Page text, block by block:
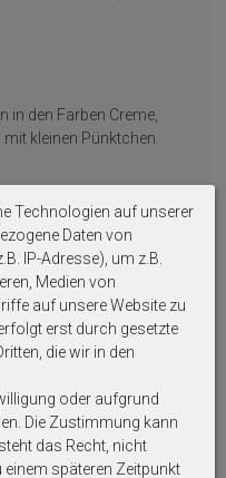
in den Farben Creme,
kleinen Pünktchen.
Grau/Anthrazit (mit
Technologien auf unserer
Daten von
IP-Adresse), um z.B.
Medien von
auf unsere Website zu
erst durch gesetzte
die wir in den
oder aufgrund
Die Zustimmung kann
das Recht, nicht
einem späteren Zeitpunkt